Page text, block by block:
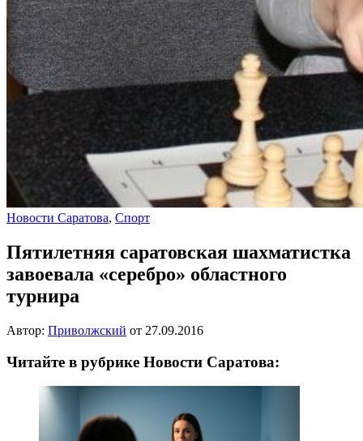
Новости Саратова, Спорт
Пятилетняя саратовская шахматистка
завоевала «серебро» областного
турнира
Автор: Приволжский от 27.09.2016
Читайте в рубрике Новости Саратова: